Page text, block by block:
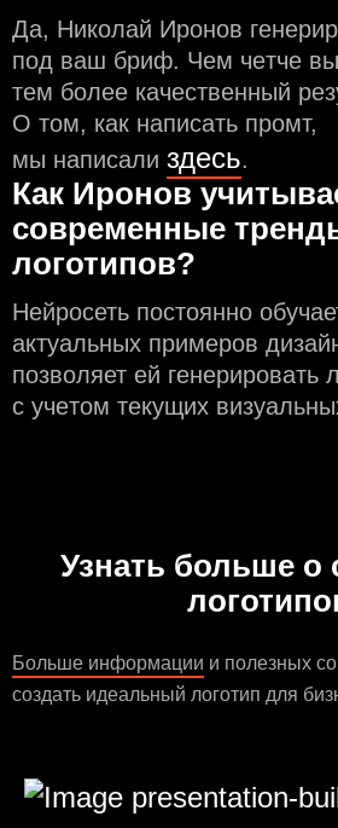
Да, Николай Иронов
под ваш бриф. Чем чeтче
тем более качественный
О том, как написать промт,
мы написали здесь.
Как Иронов
современные
логотипов?
Нейросеть постоянно
актуальных примеров
позволяет ей генерировать
с учeтом текущих
Узнать больше о
Больше информации и полезных
создать идеальный логотип для